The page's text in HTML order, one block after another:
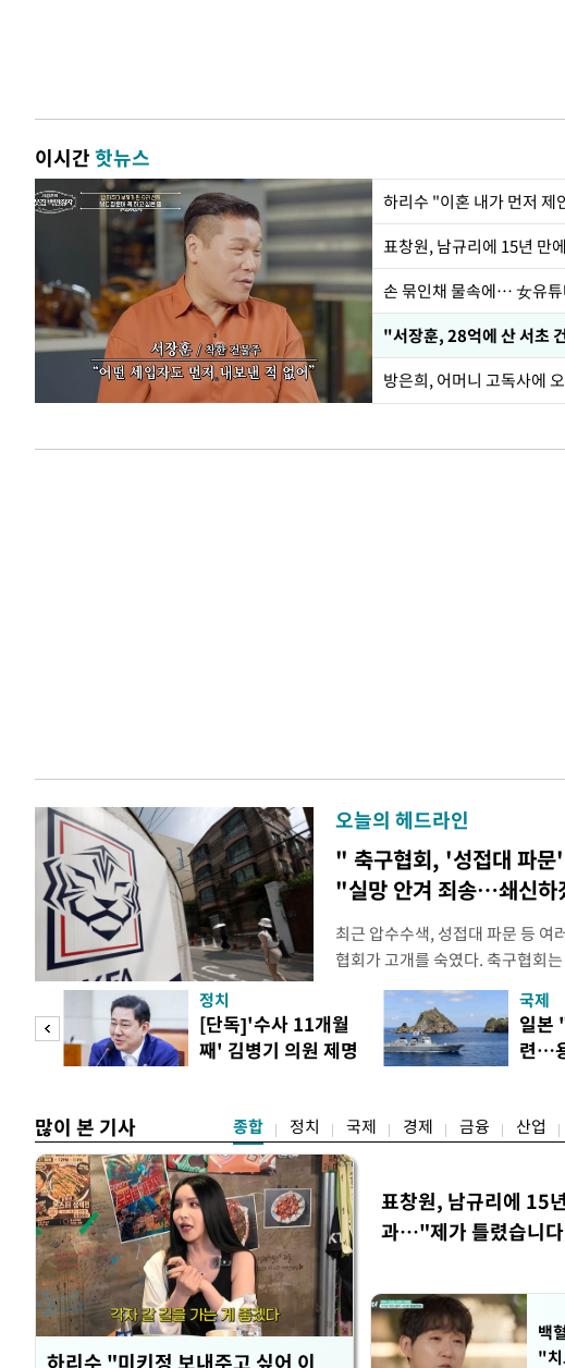
이시간핫뉴스
하리수 "이혼 내가 먼저
손 묶인채 물속에… 女유
"서장훈, 28억에 산 서초
방은희, 어머니 고독사에
오늘의 헤드라인
" 축구협회, '성접대 파문
"실망 안겨 죄송…쇄신하
최근 압수수색, 성접대 파문 등 여
협회가 고개를 숙였다. 축구협회
관계자 여러분께 드리는 글'이라
다. 축구협회는 최근 2026 국제축
컵 조별리그 탈락과 관련해 국회
회에서 질타를 받은 데 이어, 홍명
정치
[단독]'수사 11개월
째' 김병기 의원 제명
국제
일본
련…
많이 본 기사 종합 정치 국제 경제 금융 산업
하리수 "미키정 보내주고 싶어 이
표창원, 남규리에 15
과…"제가 틀렸습니
백
"치